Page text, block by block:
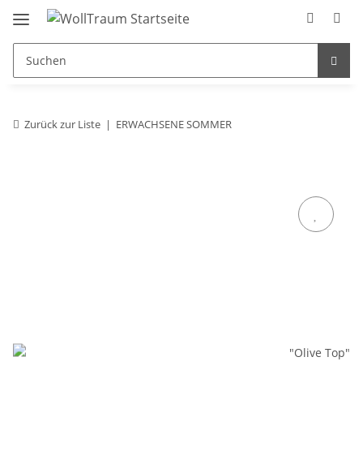
Zurück zur Liste ERWACHSENE SOMMER